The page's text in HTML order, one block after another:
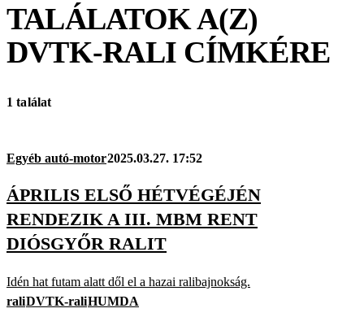
TALÁLATOK A(Z)
DVTK-RALI CÍMKÉRE
1 találat
Egyéb autó-motor2025.03.27. 17:52
ÁPRILIS ELSŐ HÉTVÉGÉJÉN
RENDEZIK A III. MBM RENT
DIÓSGYŐR RALIT
Idén hat futam alatt dől el a hazai ralibajnokság.
raliDVTK-raliHUMDA